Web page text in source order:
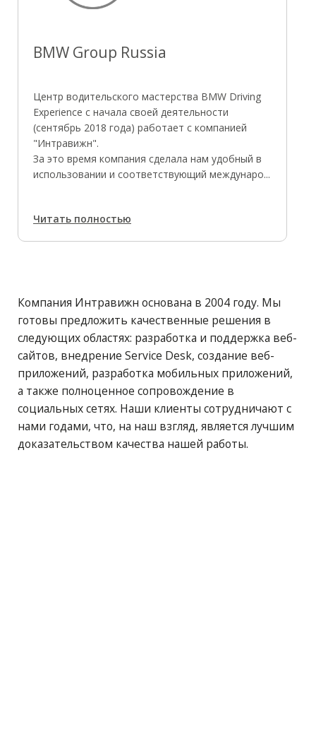
BMW Group Russia
Центр водительского мастерства BMW Driving
Experience с начала своей деятельности
(сентябрь 2018 года) работает с компанией
"Интравижн".
За это время компания сделала нам удобный в
использовании и соответствующий междунаро...
Читать полностью
Компания Интравижн основана в 2004 году. Мы
готовы предложить качественные решения в
следующих областях: разработка и поддержка веб-
сайтов, внедрение Service Desk, создание веб-
приложений, разработка мобильных приложений,
а также полноценное сопровождение в
социальных сетях. Наши клиенты сотрудничают с
нами годами, что, на наш взгляд, является лучшим
доказательством качества нашей работы.